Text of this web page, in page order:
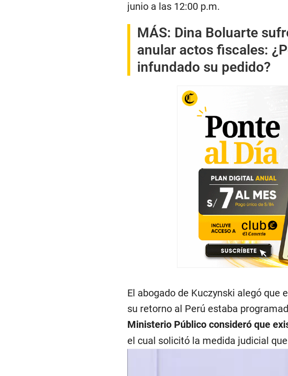
junio a las 12:00 p.m.
MÁS: Dina Boluarte
anular actos fiscales:
infundado su pedido?
El abogado de Kuczynski alegó
su retorno al Perú estaba
Ministerio Público consideró que
el cual solicitó la medida judicial